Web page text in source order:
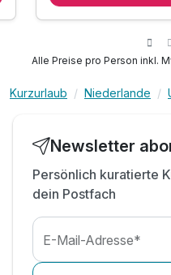
inkl. W-LAN im Hotel
Alle Preise pro Person inkl.
Kurzurlaub Niederlande
Newsletter
Persönlich kuratierte
dein Postfach
E-Mail-Adresse*